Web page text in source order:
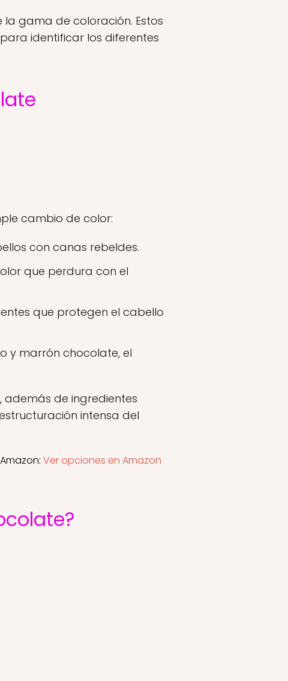
gama de coloración. Estos
identificar los diferentes
cambio de color:
con canas rebeldes.
que perdura con el
que protegen el cabello
y marrón chocolate, el
de ingredientes
intensa del
Ver opciones en Amazon